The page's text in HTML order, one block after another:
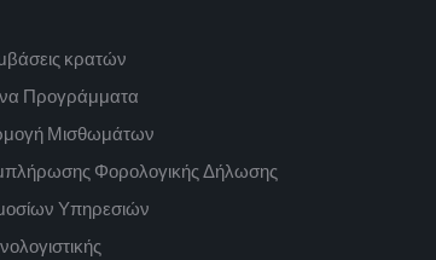
κρατών
Προγράμματα
Μισθωμάτων
Φορολογικής Δήλωσης
Υπηρεσιών